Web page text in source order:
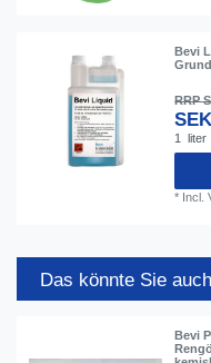
Bevi
RRP
1 liter
* Incl.
Das könnte Sie
Bevi